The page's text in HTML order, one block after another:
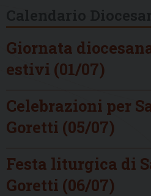
Giornata
estivi (01/07)
Celebrazioni per
Goretti (05/07)
Festa liturgica di
Goretti (06/07)